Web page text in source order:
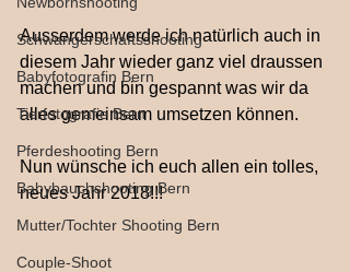
Schwangerschaftsshooting
Babyfotografin Bern
Tierfotografie Bern
Pferdeshooting Bern
Babybauchshooting Bern
Mutter/Tochter Shooting Bern
Couple-Shoot
Ausserdem werde ich natürlich auch in
diesem Jahr wieder ganz viel draussen
machen und bin gespannt was wir da
alles gemeinsam umsetzen können.
Nun wünsche ich euch allen ein tolles,
neues Jahr 2018!!!